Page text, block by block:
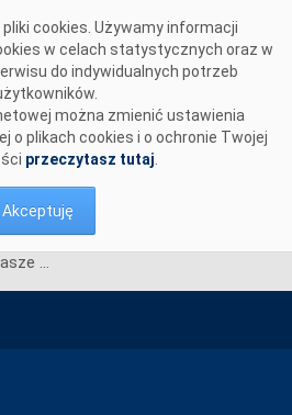
cookies. Używamy informacji
w celach statystycznych oraz w
do indywidualnych potrzeb
można zmienić ustawienia
o plikach cookies i o ochronie Twojej
przeczytasz tutaj
Akceptuję
Nasze wartości